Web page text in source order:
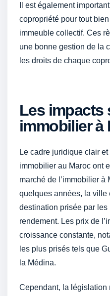
Il est également
copropriété pour tout
immeuble collectif. Ces
une bonne gestion de la
les droits de chaque
Les impacts
immobilier à
Le cadre juridique clair
immobilier au Maroc ont
marché de l’immobilier à
quelques années, la ville
destination prisée par
rendement. Les prix de
croissance constante,
les plus prisés tels que
la Médina.
Cependant, la législation